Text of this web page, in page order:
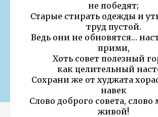
не победят;
Старые стирать одежды и
труд пустой.
Ведь они не обновятся…
прими,
Хоть совет полезный
как целительный
Сохрани же от худжата
навек
Слово доброго совета, слово
живой!